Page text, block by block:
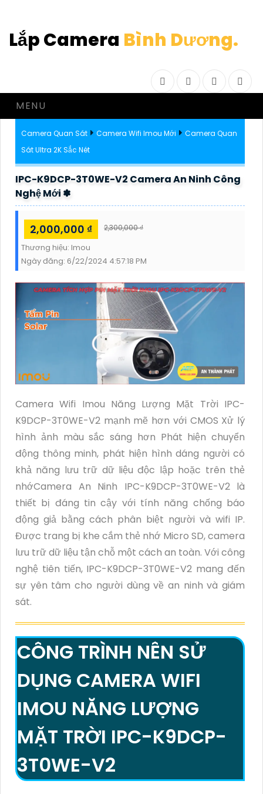
Lắp Camera Bình Dương.
FacebookTwitter Instagram
MENU
Camera Quan Sát Camera Wifi Imou Mới
Camera Quan
Sát Ultra 2K Sắc Nét
IPC-K9DCP-3T0WE-V2 Camera An Ninh Công
Nghệ Mới ✽
2,000,000 ₫ 2,300,000 ₫
Thương hiệu: Imou
Ngày đăng: 6/22/2024 4:57:18 PM
Camera Wifi Imou Năng Lượng Mặt Trời IPC-
K9DCP-3T0WE-V2 mạnh mẽ hơn với CMOS Xử lý
hình ảnh màu sắc sáng hơn Phát hiện chuyển
động thông minh, phát hiện hình dáng người có
khả năng lưu trữ dữ liệu độc lập hoặc trên thẻ
nhớCamera An Ninh IPC-K9DCP-3T0WE-V2 là
thiết bị đáng tin cậy với tính năng chống báo
động giả bằng cách phân biệt người và wifi IP.
Được trang bị khe cắm thẻ nhớ Micro SD, camera
lưu trữ dữ liệu tận chỗ một cách an toàn. Với công
nghệ tiên tiến, IPC-K9DCP-3T0WE-V2 mang đến
sự yên tâm cho người dùng về an ninh và giám
sát.
CÔNG TRÌNH NÊN SỬ
DỤNG CAMERA WIFI
IMOU NĂNG LƯỢNG
MẶT TRỜI IPC-K9DCP-
3T0WE-V2